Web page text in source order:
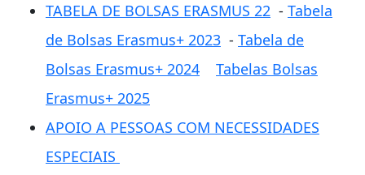
TABELA DE BOLSAS ERASMUS 22 - Tabela
de Bolsas Erasmus+ 2023 - Tabela de
Bolsas Erasmus+ 2024
Tabelas Bolsas
Erasmus+ 2025
APOIO A PESSOAS COM NECESSIDADES
ESPECIAIS